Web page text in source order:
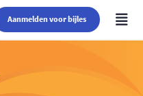
Aanmelden voor bijles